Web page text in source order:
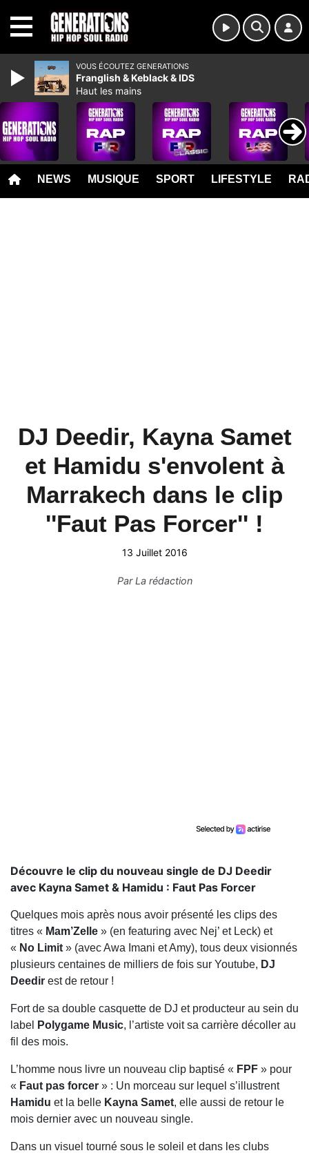
NEWS MUSIQUE SPORT LIFESTYLE
DJ Deedir, Kayna Samet
et Hamidu s'envolent à
Marrakech dans le clip
''Faut Pas Forcer'' !
13 Juillet 2016
ParLa rédaction
Découvre le clip du nouveau single de DJ Deedir
avec Kayna Samet & Hamidu : Faut Pas Forcer
Quelques mois après nous avoir présenté les clips des
titres « Mam’Zelle » (en featuring avec Nej’ et Leck) et
« No Limit » (avec Awa Imani et Amy), tous deux visionnés
plusieurs centaines de milliers de fois sur Youtube, DJ
Deedir est de retour !
Fort de sa double casquette de DJ et producteur au sein du
label
Polygame Music, l’artiste voit sa carrière décoller au
fil des mois.
L’homme nous livre un nouveau clip baptisé « FPF » pour
« Faut pas forcer » : Un morceau sur lequel s’illustrent
Hamidu et la belle Kayna Samet, elle aussi de retour le
mois dernier avec un nouveau single.
Dans un visuel tourné sous le soleil et dans les clubs
VOUS ÉCOUTEZ GENERATIONS
Franglish & Keblack & IDS
Haut les mains